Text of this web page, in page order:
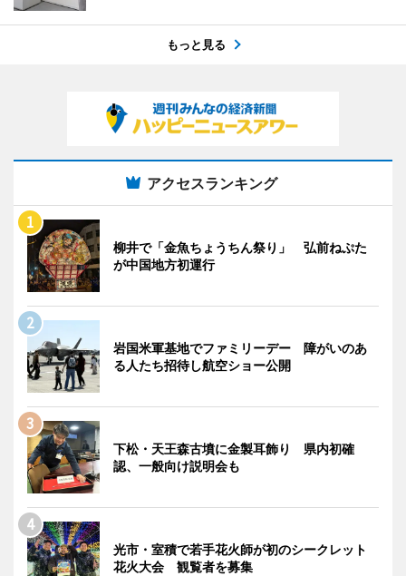
もっと見る
アクセスランキング
柳井で「金魚ちょうちん祭り」 弘前ねぷた
が中国地方初運行
岩国米軍基地でファミリーデー 障がいのあ
る人たち招待し航空ショー公開
下松・天王森古墳に金製耳飾り 県内初確
認、一般向け説明会も
光市・室積で若手花火師が初のシークレット
花火大会 観覧者を募集